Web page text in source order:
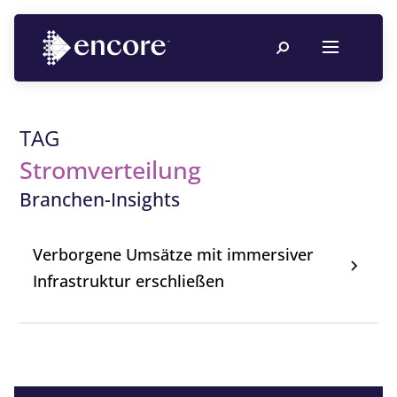
TAG
Stromverteilung
Branchen-Insights
Verborgene Umsätze mit immersiver
Infrastruktur erschließen